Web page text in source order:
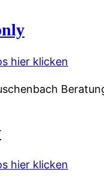
hier klicken
hier klicken